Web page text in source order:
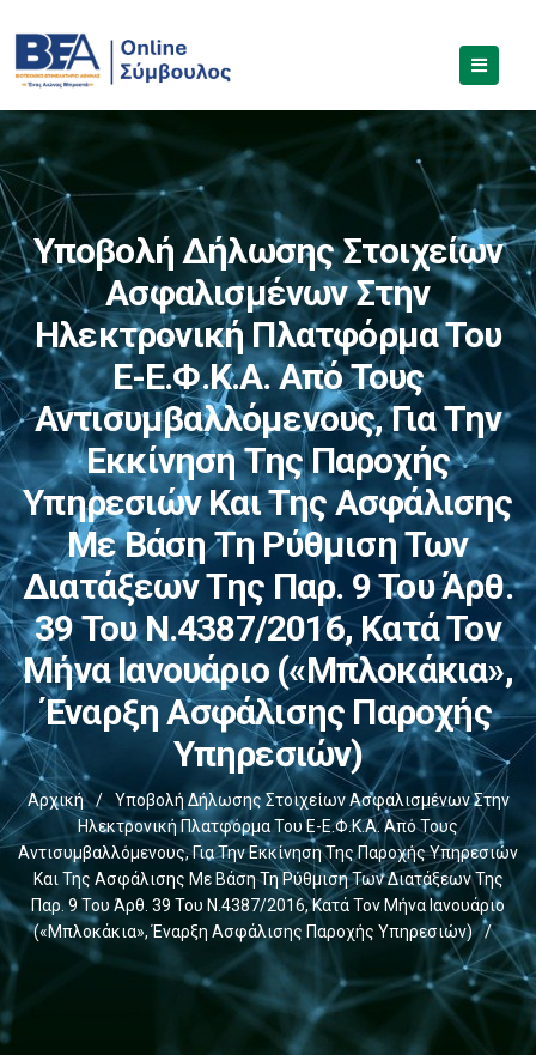
Υποβολή Δήλωσης Στοιχείων
Ασφαλισμένων Στην
Ηλεκτρονική Πλατφόρμα Του
E-Ε.Φ.Κ.Α. Από Τους
Αντισυμβαλλόμενους, Για Την
Εκκίνηση Της Παροχής
Υπηρεσιών Και Της Ασφάλισης
Με Βάση Τη Ρύθμιση Των
Διατάξεων Της Παρ. 9 Του Άρθ.
39 Του Ν.4387/2016, Κατά Τον
Μήνα Ιανουάριο («μπλοκάκια»,
Έναρξη Ασφάλισης Παροχής
Υπηρεσιών)
Αρχική /
Υποβολή Δήλωσης Στοιχείων Ασφαλισμένων Στην
Ηλεκτρονική Πλατφόρμα Του E-Ε.Φ.Κ.Α. Από Τους
Αντισυμβαλλόμενους, Για Την Εκκίνηση Της Παροχής Υπηρεσιών
Και Της Ασφάλισης Με Βάση Τη Ρύθμιση Των Διατάξεων Της
Παρ. 9 Του Άρθ. 39 Του Ν.4387/2016, Κατά Τον Μήνα Ιανουάριο
(«μπλοκάκια», Έναρξη Ασφάλισης Παροχής Υπηρεσιών)
/